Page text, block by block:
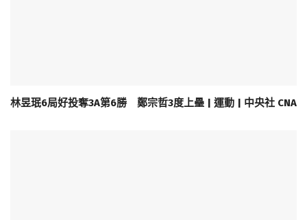
林昱珉6局好投奪3A第6勝 鄭宗哲3度上壘 | 運動 | 中央社 CNA